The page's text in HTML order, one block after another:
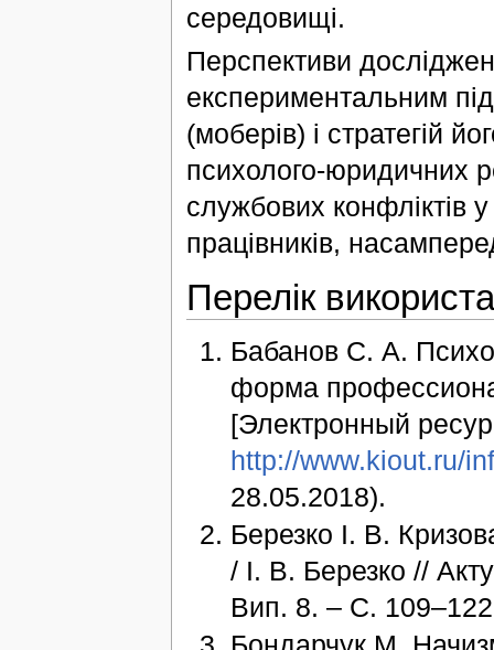
середовищі.
Перспективи
експериментальним
(моберів) і стратегій
психолого-юридичних
службових конфліктів
працівників,
Перелік
Бабанов С. А.
форма
[Электронный
http://www.kiout.ru/
28.05.2018).
Березко І. В.
/ І. В. Березко //
Вип. 8. – С.